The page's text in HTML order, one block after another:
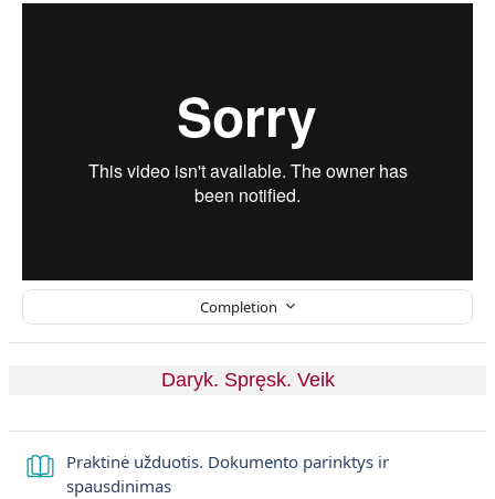
Completion
Daryk. Spręsk. Veik
Praktinė užduotis. Dokumento parinktys ir
spausdinimasBook